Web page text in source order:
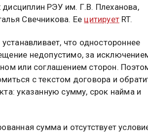
РЭУ им. Г.В. Плеханова,
Свечникова. Ее цитируетRT.
что одностороннее
недопустимо, за
или соглашением сторон.
с текстом договора и
указанную сумму, срок найма и
сумма и отсутствует